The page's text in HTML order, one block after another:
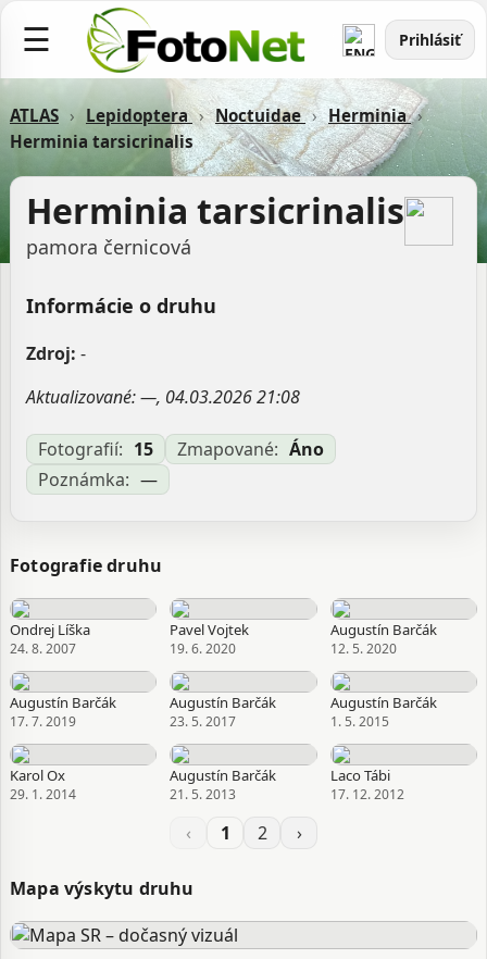
☰ Prihlásiť
ATLAS › Lepidoptera › Noctuidae › Herminia ›
Herminia tarsicrinalis
Herminia tarsicrinalis
pamora černicová
Informácie o druhu
Zdroj: -
Aktualizované: —, 04.03.2026 21:08
Fotografií: 15 Zmapované: Áno
Poznámka: —
Fotografie druhu
Ondrej Líška
24. 8. 2007
Pavel Vojtek
19. 6. 2020
Augustín Barčák
12. 5. 2020
Augustín Barčák
17. 7. 2019
Augustín Barčák
23. 5. 2017
Augustín Barčák
1. 5. 2015
Karol Ox
29. 1. 2014
Augustín Barčák
21. 5. 2013
Laco Tábi
17. 12. 2012
‹ 1 2 ›
Mapa výskytu druhu